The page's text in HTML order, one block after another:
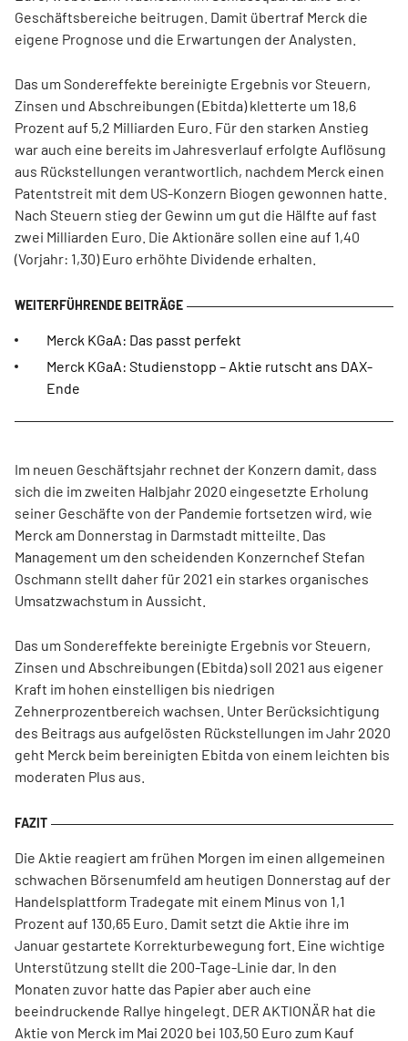
Geschäftsbereiche beitrugen. Damit übertraf Merck die
eigene Prognose und die Erwartungen der Analysten.
Das um Sondereffekte bereinigte Ergebnis vor Steuern,
Zinsen und Abschreibungen (Ebitda) kletterte um 18,6
Prozent auf 5,2 Milliarden Euro. Für den starken Anstieg
war auch eine bereits im Jahresverlauf erfolgte Auflösung
aus Rückstellungen verantwortlich, nachdem Merck einen
Patentstreit mit dem US-Konzern Biogen gewonnen hatte.
Nach Steuern stieg der Gewinn um gut die Hälfte auf fast
zwei Milliarden Euro. Die Aktionäre sollen eine auf 1,40
(Vorjahr: 1,30) Euro erhöhte Dividende erhalten.
Merck KGaA: Das passt perfekt
Merck KGaA: Studienstopp – Aktie rutscht ans DAX-
Ende
Im neuen Geschäftsjahr rechnet der Konzern damit, dass
sich die im zweiten Halbjahr 2020 eingesetzte Erholung
seiner Geschäfte von der Pandemie fortsetzen wird, wie
Merck am Donnerstag in Darmstadt mitteilte. Das
Management um den scheidenden Konzernchef Stefan
Oschmann stellt daher für 2021 ein starkes organisches
Umsatzwachstum in Aussicht.
Das um Sondereffekte bereinigte Ergebnis vor Steuern,
Zinsen und Abschreibungen (Ebitda) soll 2021 aus eigener
Kraft im hohen einstelligen bis niedrigen
Zehnerprozentbereich wachsen. Unter Berücksichtigung
des Beitrags aus aufgelösten Rückstellungen im Jahr 2020
geht Merck beim bereinigten Ebitda von einem leichten bis
moderaten Plus aus.
Die Aktie reagiert am frühen Morgen im einen allgemeinen
schwachen Börsenumfeld am heutigen Donnerstag auf der
Handelsplattform Tradegate mit einem Minus von 1,1
Prozent auf 130,65 Euro. Damit setzt die Aktie ihre im
Januar gestartete Korrekturbewegung fort. Eine wichtige
Unterstützung stellt die 200-Tage-Linie dar. In den
Monaten zuvor hatte das Papier aber auch eine
beeindruckende Rallye hingelegt. DER AKTIONÄR hat die
Aktie von Merck im Mai 2020 bei 103,50 Euro zum Kauf